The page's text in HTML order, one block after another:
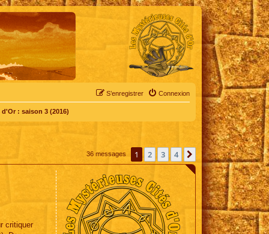
Connexion
S’enregistrer
: saison 3 (2016)
36 messages 1 2 3 4 Suivante
critiquer